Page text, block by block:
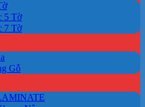
5 Tờ
7 Tờ
Gỗ